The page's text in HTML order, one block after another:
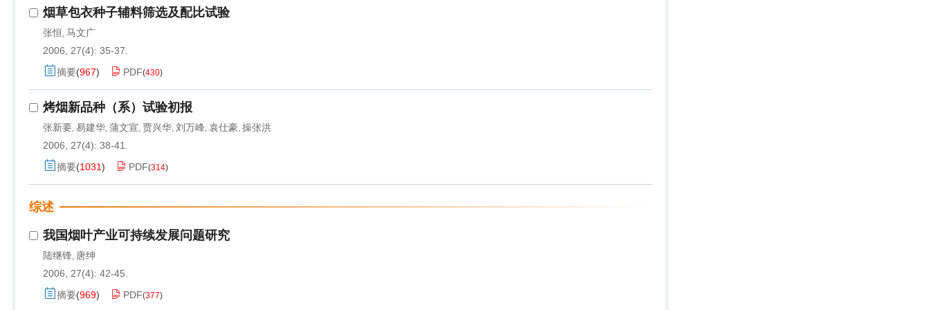
烟草包衣种子辅料筛选及配比试验
张恒, 马文广
2006, 27(4): 35-37.
摘要(967) PDF(430)
烤烟新品种（系）试验初报
张新要, 易建华, 蒲文宣, 贾兴华, 刘万峰, 袁仕豪, 操张洪
2006, 27(4): 38-41.
摘要(1031) PDF(314)
综述
我国烟叶产业可持续发展问题研究
陆继锋, 唐绅
2006, 27(4): 42-45.
摘要(969) PDF(377)